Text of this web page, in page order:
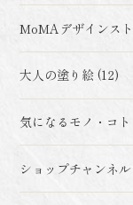
MoMAデザインス
大人の塗り絵 (12)
気になるモノ・コト
ショップチャンネ